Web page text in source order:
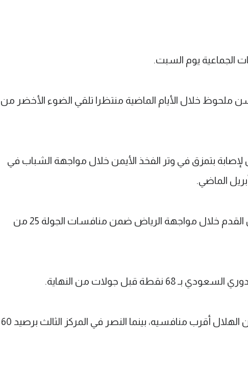
الجماعية يوم السبت.
خلال الأيام الماضية منتظرا تلقي الضوء الأخضر من
بتمزق في وتر الفخذ الأيمن خلال مواجهة الشباب في
بينما أصيب بيرجوين في مفصل القدم خلال مواجهة الرياض ضمن منافسات الجولة 25 من
نقطة قبل جولات من النهاية.
ويبتعد اتحاد جدة بست نقاط عن الهلال أقرب منافسيه، بينما النصر في المركز الثالث برصيد 60